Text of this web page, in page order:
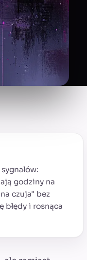
godziny na
czuja" bez
błędy i rosnąca